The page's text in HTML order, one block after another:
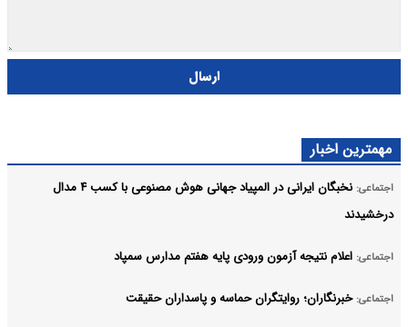
ارسال
مهمترین اخبار
اجتماعی:
نخبگان ایرانی در المپیاد جهانی هوش مصنوعی با کسب ۴ مدال
درخشیدند
اجتماعی: اعلام نتیجه آزمون ورودی پایه هفتم مدارس سمپاد
اجتماعی: خبرنگاران؛ روایتگران حماسه و پاسداران حقیقت